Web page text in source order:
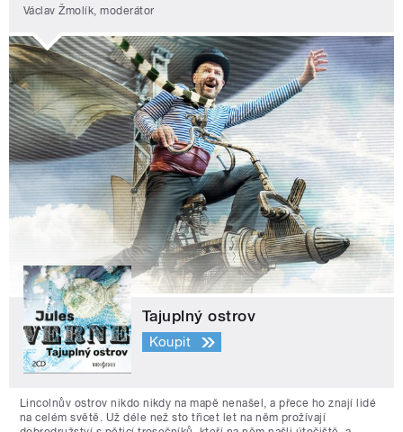
Václav Žmolík, moderátor
Tajuplný ostrov
Koupit
Lincolnův ostrov nikdo nikdy na mapě nenašel, a přece ho znají lidé
na celém světě. Už déle než sto třicet let na něm prožívají